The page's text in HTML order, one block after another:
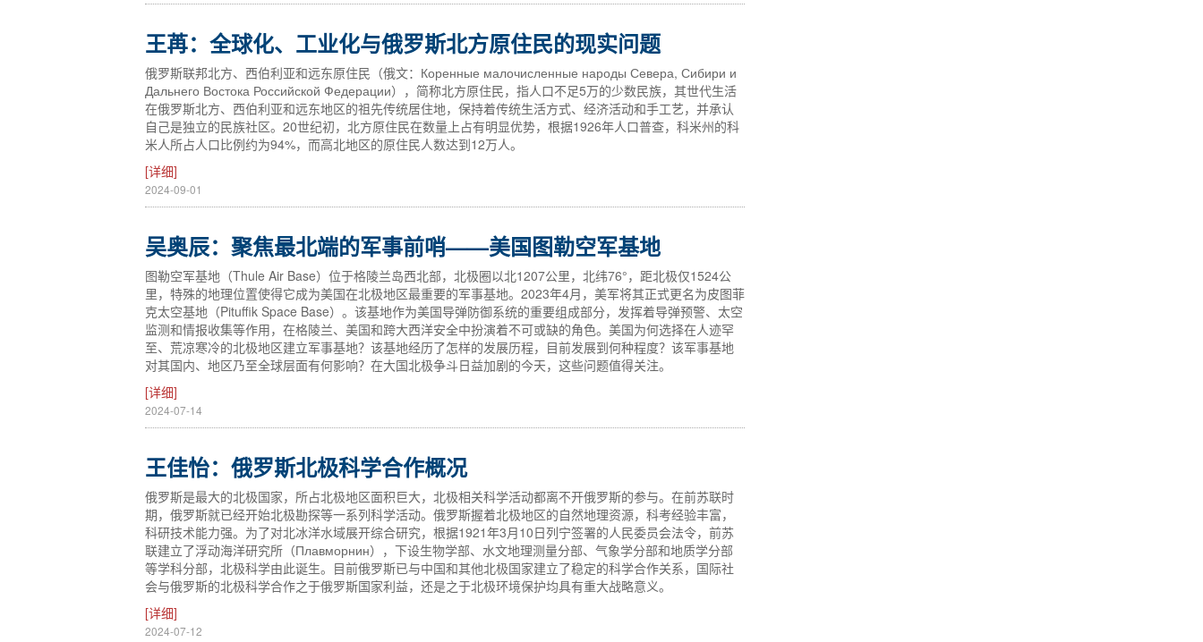
王苒：全球化、工业化与俄罗斯北方原住民的现实问题
俄罗斯联邦北方、西伯利亚和远东原住民（俄文：Коренные малочисленные народы Севера, Сибири и
Дальнего Востока Российской Федерации），简称北方原住民，指人口不足5万的少数民族，其世代生活
在俄罗斯北方、西伯利亚和远东地区的祖先传统居住地，保持着传统生活方式、经济活动和手工艺，并承认
自己是独立的民族社区。20世纪初，北方原住民在数量上占有明显优势，根据1926年人口普查，科米州的科
米人所占人口比例约为94%，而高北地区的原住民人数达到12万人。
[详细]
2024-09-01
吴奥辰：聚焦最北端的军事前哨——美国图勒空军基地
图勒空军基地（Thule Air Base）位于格陵兰岛西北部，北极圈以北1207公里，北纬76°，距北极仅1524公
里，特殊的地理位置使得它成为美国在北极地区最重要的军事基地。2023年4月，美军将其正式更名为皮图菲
克太空基地（Pituffik Space Base）。该基地作为美国导弹防御系统的重要组成部分，发挥着导弹预警、太空
监测和情报收集等作用，在格陵兰、美国和跨大西洋安全中扮演着不可或缺的角色。美国为何选择在人迹罕
至、荒凉寒冷的北极地区建立军事基地？该基地经历了怎样的发展历程，目前发展到何种程度？该军事基地
对其国内、地区乃至全球层面有何影响？在大国北极争斗日益加剧的今天，这些问题值得关注。
[详细]
2024-07-14
王佳怡：俄罗斯北极科学合作概况
俄罗斯是最大的北极国家，所占北极地区面积巨大，北极相关科学活动都离不开俄罗斯的参与。在前苏联时
期，俄罗斯就已经开始北极勘探等一系列科学活动。俄罗斯握着北极地区的自然地理资源，科考经验丰富，
科研技术能力强。为了对北冰洋水域展开综合研究，根据1921年3月10日列宁签署的人民委员会法令，前苏
联建立了浮动海洋研究所（Плавморнин），下设生物学部、水文地理测量分部、气象学分部和地质学分部
等学科分部，北极科学由此诞生。目前俄罗斯已与中国和其他北极国家建立了稳定的科学合作关系，国际社
会与俄罗斯的北极科学合作之于俄罗斯国家利益，还是之于北极环境保护均具有重大战略意义。
[详细]
2024-07-12